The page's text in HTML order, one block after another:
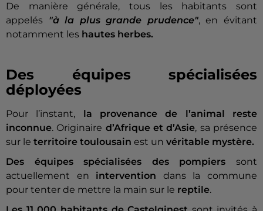
De manière générale, tous les habitants sont
appelés "à la plus grande prudence", en évitant
notamment les hautes herbes.
Des équipes spécialisées
déployées
Pour l’instant,
la provenance de l’animal reste
inconnue. Originaire d’Afrique et d’Asie, sa présence
sur le territoire toulousain est un véritable mystère.
Des équipes spécialisées des pompiers sont
actuellement en intervention dans la commune
pour tenter de mettre la main sur le reptile.